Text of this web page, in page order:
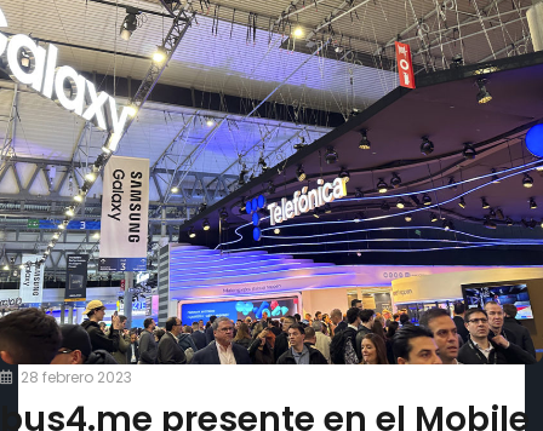
28 febrero 2023
bus4.me presente en el Mobile